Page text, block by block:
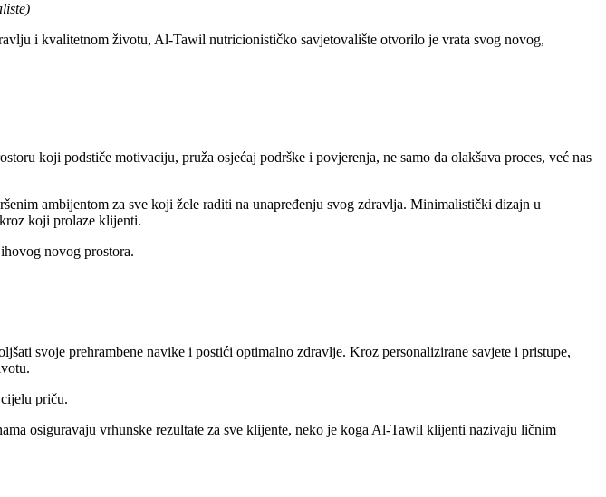
i kvalitetnom životu, Al-Tawil nutricionističko savjetovalište otvorilo je vrata svog novog,
koji podstiče motivaciju, pruža osjećaj podrške i povjerenja, ne samo da olakšava proces, već nas
ambijentom za sve koji žele raditi na unapređenju svog zdravlja. Minimalistički dizajn u
koji prolaze klijenti.
novog prostora.
svoje prehrambene navike i postići optimalno zdravlje. Kroz personalizirane savjete i pristupe,
priču.
osiguravaju vrhunske rezultate za sve klijente, neko je koga Al-Tawil klijenti nazivaju ličnim